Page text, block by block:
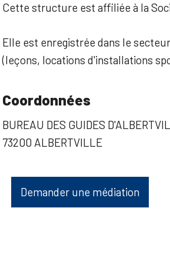
Cette structure est affiliée à la
Elle est enregistrée dans le
(leçons, locations d'installations
Coordonnées
BUREAU DES GUIDES
73200 ALBERTVILLE
Demander une médiation